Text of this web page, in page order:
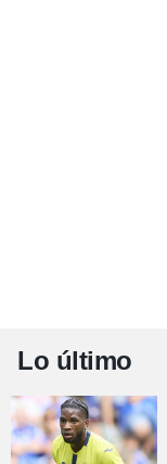
Lo último